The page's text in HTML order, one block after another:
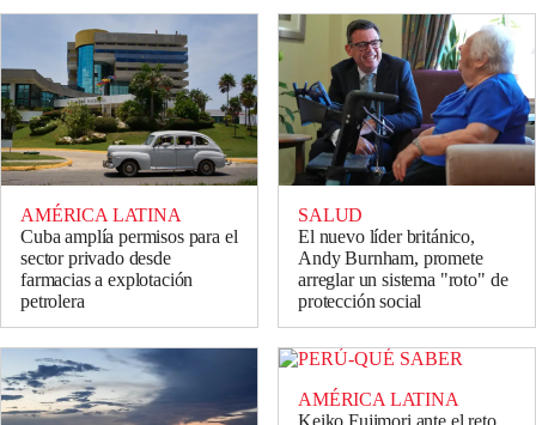
AMÉRICA LATINA
Cuba amplía permisos para el
sector privado desde
farmacias a explotación
petrolera
SALUD
El nuevo líder británico,
Andy Burnham, promete
arreglar un sistema "roto" de
protección social
AMÉRICA LATINA
Keiko Fujimori ante el reto